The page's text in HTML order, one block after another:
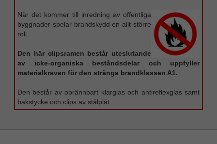
När det kommer till inredning av offentliga
byggnader spelar brandskydd en allt större
roll.
Den här clipsramen består uteslutande
av icke-organiska beståndsdelar och uppfyller
materialkraven för den stränga brandklassen A1.
Den består av obrännbart klarglas och antireflexglas samt
bakstycke och clips av stålplåt.